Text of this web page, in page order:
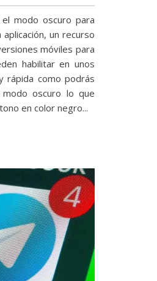
modo oscuro para
un recurso
móviles para
habilitar en unos
rápida como podrás
oscuro lo que
en color negro...